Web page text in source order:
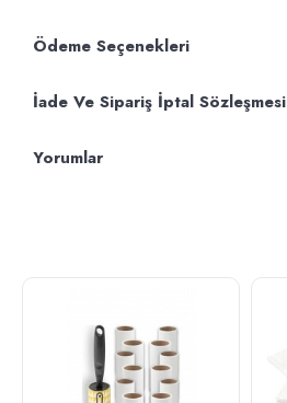
Ödeme Seçenekleri
İade Ve Sipariş İptal Sözleşmesi
Yorumlar